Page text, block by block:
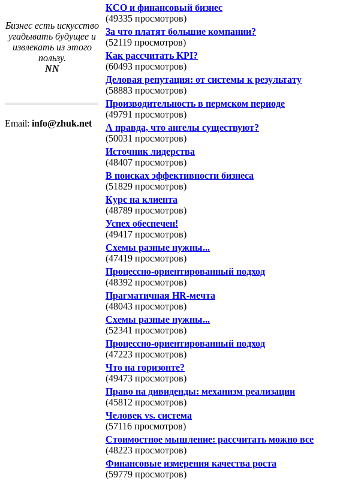
Бизнес есть искусство
угадывать будущее и
извлекать из этого
пользу.
NN
Email: info@zhuk.net
КСО и финансовый бизнес
(49335 просмотров)
За что платят большие компании?
(52119 просмотров)
Как рассчитать KPI?
(60493 просмотров)
Деловая репутация: от системы к результату
(58883 просмотров)
Производительность в пермском периоде
(49791 просмотров)
А правда, что ангелы существуют?
(50031 просмотров)
Источник лидерства
(48407 просмотров)
В поисках эффективности бизнеса
(51829 просмотров)
Курс на клиента
(48789 просмотров)
Успех обеспечен!
(49417 просмотров)
Схемы разные нужны...
(47419 просмотров)
Процессно-ориентированный подход
(48392 просмотров)
Прагматичная HR-мечта
(48043 просмотров)
Схемы разные нужны...
(52341 просмотров)
Процессно-ориентированный подход
(47223 просмотров)
Что на горизонте?
(49473 просмотров)
Право на дивиденды: механизм реализации
(45812 просмотров)
Человек vs. система
(57116 просмотров)
Стоимостное мышление: рассчитать можно все
(48223 просмотров)
Финансовые измерения качества роста
(59779 просмотров)